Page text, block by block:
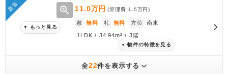
新着 zoom_in
▼ もっと見る
11.0万円 (管理費 1.5万円)
敷 無料 礼 無料 方位 南東
1LDK / 34.94m² / 3階
▼ 物件の特徴を見る
全22件を表示する